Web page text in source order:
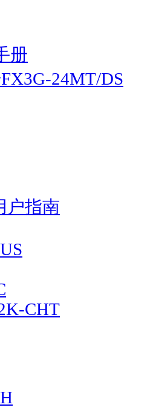
册
24MT/DS
户指南
CHT